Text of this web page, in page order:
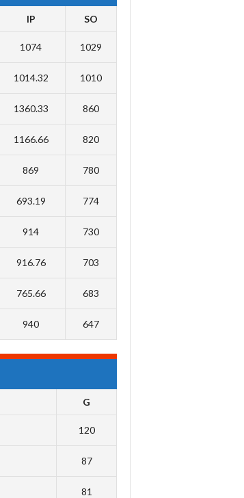
IP SO
1074 1029
1014.32 1010
1360.33 860
1166.66 820
869 780
693.19 774
914 730
916.76 703
765.66 683
940 647
G
120
87
81